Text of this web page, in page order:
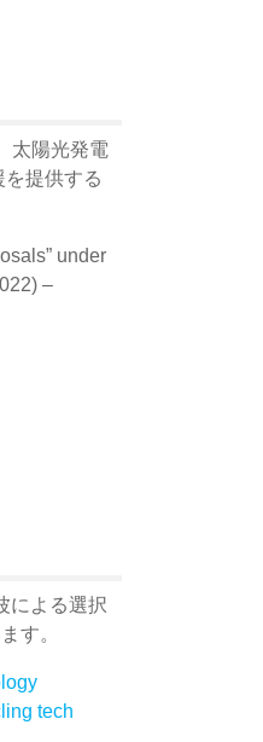
太陽光発電
提供する
under
–
による選択
す。
tech